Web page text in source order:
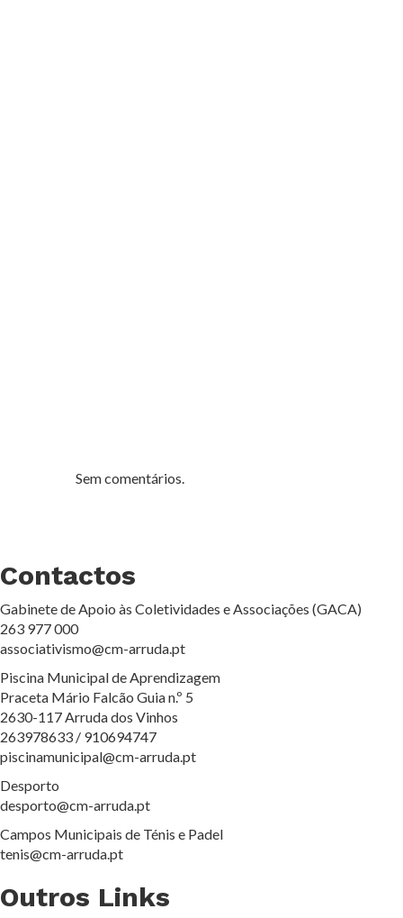
Sem comentários.
Contactos
Gabinete de Apoio às Coletividades e Associações (GACA)
263 977 000
associativismo@cm-arruda.pt
Piscina Municipal de Aprendizagem
Praceta Mário Falcão Guia n.º 5
2630-117 Arruda dos Vinhos
263978633 / 910694747
piscinamunicipal@cm-arruda.pt
Desporto
desporto@cm-arruda.pt
Campos Municipais de Ténis e Padel
tenis@cm-arruda.pt
Outros Links